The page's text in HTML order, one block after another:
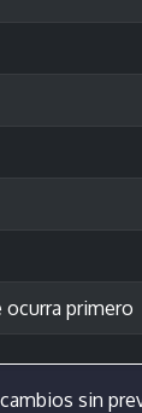
ocurra primero
sin